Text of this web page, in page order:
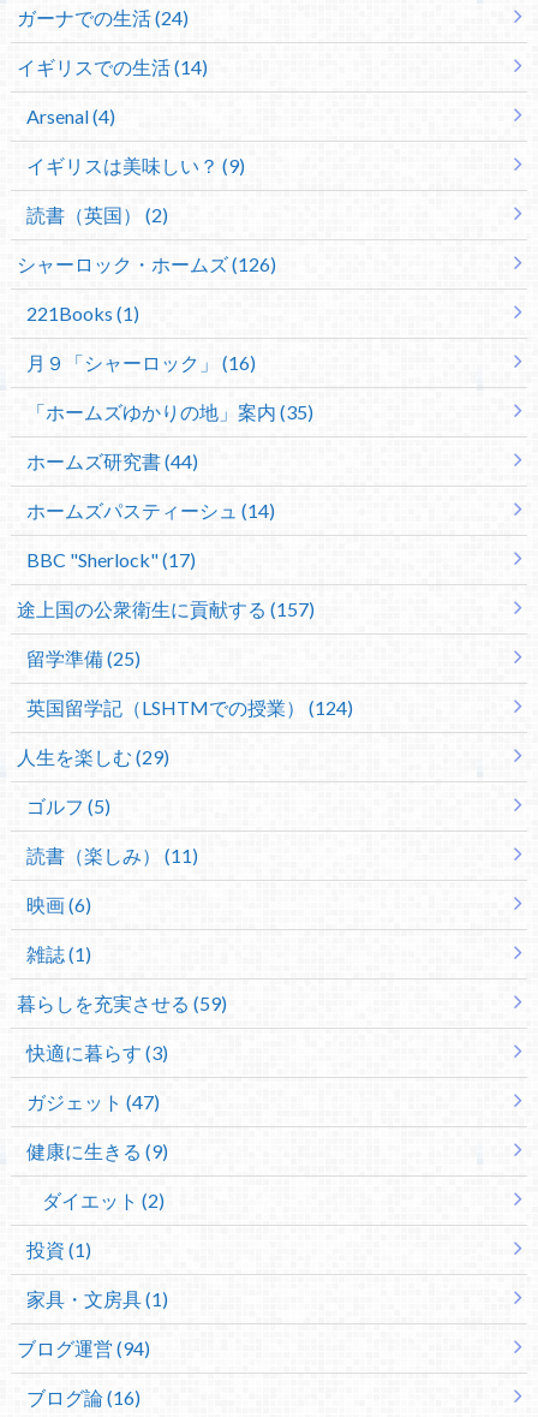
ガーナでの生活 (24)
イギリスでの生活 (14)
Arsenal (4)
イギリスは美味しい？ (9)
読書（英国） (2)
シャーロック・ホームズ (126)
221Books (1)
月９「シャーロック」 (16)
「ホームズゆかりの地」案内 (35)
ホームズ研究書 (44)
ホームズパスティーシュ (14)
BBC "Sherlock" (17)
途上国の公衆衛生に貢献する (157)
留学準備 (25)
英国留学記（LSHTMでの授業） (124)
人生を楽しむ (29)
ゴルフ (5)
読書（楽しみ） (11)
映画 (6)
雑誌 (1)
暮らしを充実させる (59)
快適に暮らす (3)
ガジェット (47)
健康に生きる (9)
ダイエット (2)
投資 (1)
家具・文房具 (1)
ブログ運営 (94)
ブログ論 (16)